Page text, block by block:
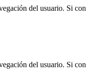
del usuario. Si
del usuario. Si